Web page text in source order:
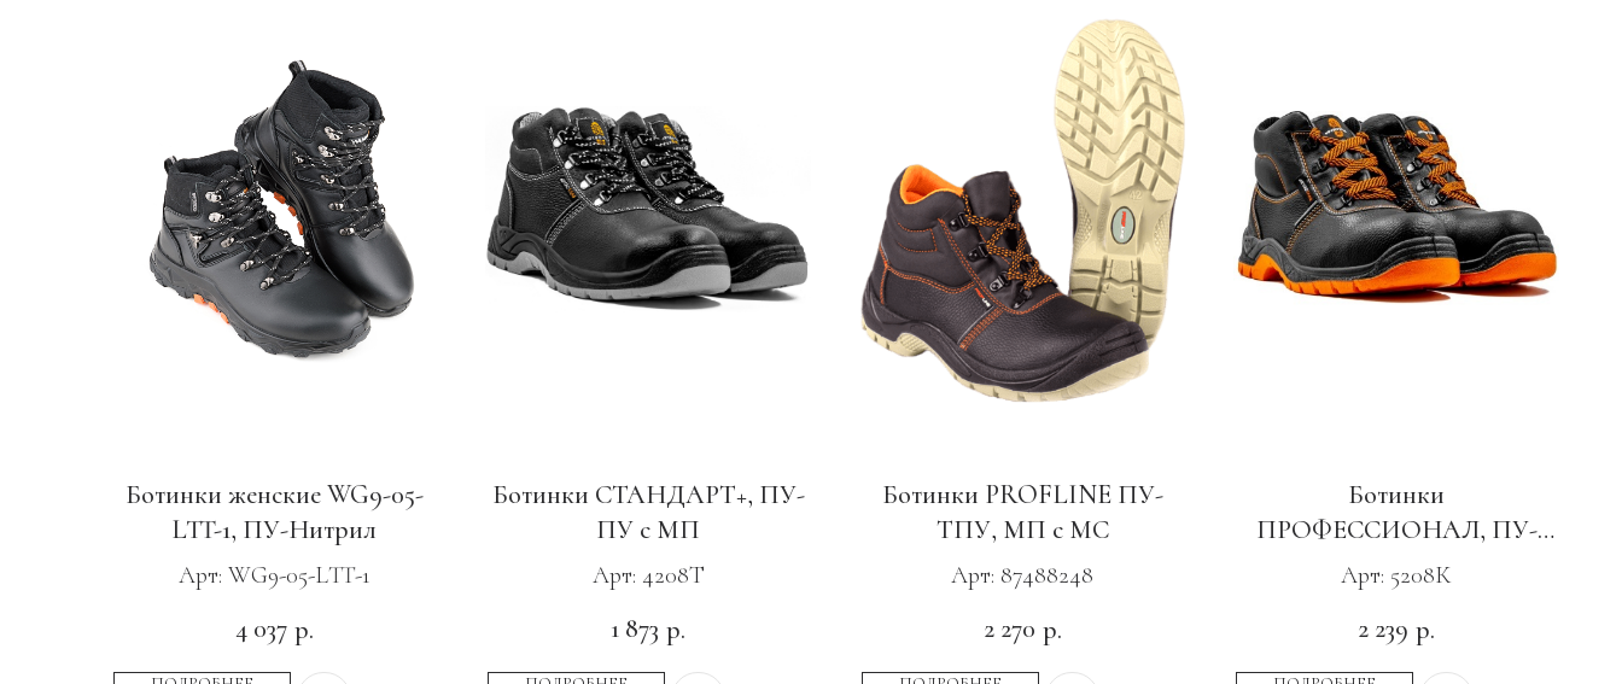
Ботинки женские WG9-05-
LTT-1, ПУ-Нитрил
Арт: WG9-05-LTT-1
4 037 р.
Ботинки СТАНДАРТ+, ПУ-
ПУ с МП
Арт: 4208Т
1 873 р.
Ботинки PROFLINE ПУ-
ТПУ, МП с МС
Арт: 87488248
2 270 р.
Ботинки
ПРОФЕССИОНАЛ, ПУ-
ТПУ с КП
Арт: 5208К
2 239 р.